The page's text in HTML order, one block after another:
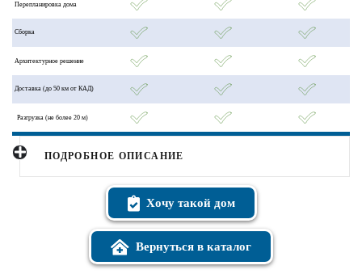
Перепланировка дома
Сборка
Архитектурное решение
Доставка (до 50 км от КАД)
Разгрузка (не более 20 м)
ПОДРОБНОЕ ОПИСАНИЕ
Хочу такой дом
Вернуться в каталог